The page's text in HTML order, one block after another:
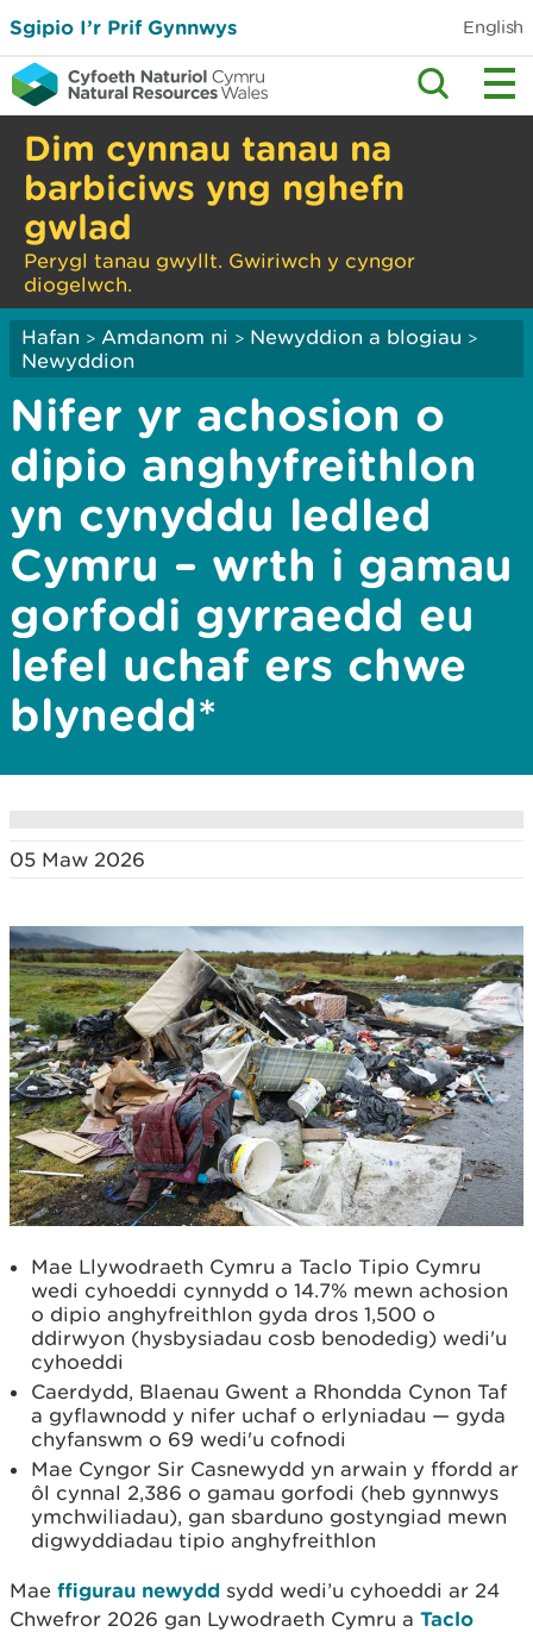
Sgipio I’r Prif Gynnwys English
Dim cynnau tanau na
barbiciws yng nghefn
gwlad
Perygl tanau gwyllt. Gwiriwch y cyngor
diogelwch.
Hafan > Amdanom ni > Newyddion a blogiau >
Newyddion
Nifer yr achosion o
dipio anghyfreithlon
yn cynyddu ledled
Cymru – wrth i gamau
gorfodi gyrraedd eu
lefel uchaf ers chwe
blynedd*
05 Maw 2026
Mae Llywodraeth Cymru a Taclo Tipio Cymru
wedi cyhoeddi cynnydd o 14.7% mewn achosion
o dipio anghyfreithlon gyda dros 1,500 o
ddirwyon (hysbysiadau cosb benodedig) wedi'u
cyhoeddi
Caerdydd, Blaenau Gwent a Rhondda Cynon Taf
a gyflawnodd y nifer uchaf o erlyniadau — gyda
chyfanswm o 69 wedi'u cofnodi
Mae Cyngor Sir Casnewydd yn arwain y ffordd ar
ôl cynnal 2,386 o gamau gorfodi (heb gynnwys
ymchwiliadau), gan sbarduno gostyngiad mewn
digwyddiadau tipio anghyfreithlon
Mae ffigurau newydd sydd wedi’u cyhoeddi ar 24
Chwefror 2026 gan Lywodraeth Cymru a Taclo